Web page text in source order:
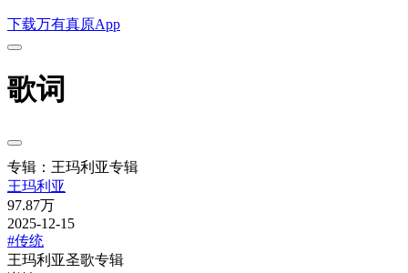
下载万有真原App
歌词
专辑：王玛利亚专辑
王玛利亚
97.87万
2025-12-15
#传统
王玛利亚圣歌专辑